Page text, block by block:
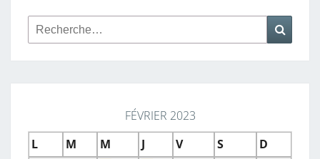
Rechercher :
FÉVRIER 2023
L
M M J V S
D